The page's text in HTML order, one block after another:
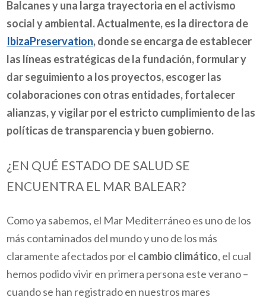
Balcanes y una larga trayectoria en el activismo
social y ambiental. Actualmente, es la directora de
IbizaPreservation, donde se encarga de establecer
las líneas estratégicas de la fundación, formular y
dar seguimiento a los proyectos, escoger las
colaboraciones con otras entidades, fortalecer
alianzas, y vigilar por el estricto cumplimiento de las
políticas de transparencia y buen gobierno.
¿EN QUÉ ESTADO DE SALUD SE
ENCUENTRA EL MAR BALEAR?
Como ya sabemos, el Mar Mediterráneo es uno de los
más contaminados del mundo y uno de los más
claramente afectados por el cambio climático, el cual
hemos podido vivir en primera persona este verano –
cuando se han registrado en nuestros mares